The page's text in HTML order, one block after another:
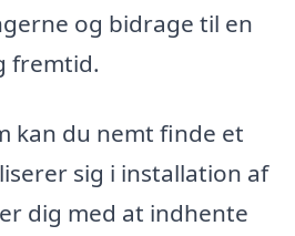
og bidrage til en
fremtid.
kan du nemt finde et
sig i installation af
dig med at indhente